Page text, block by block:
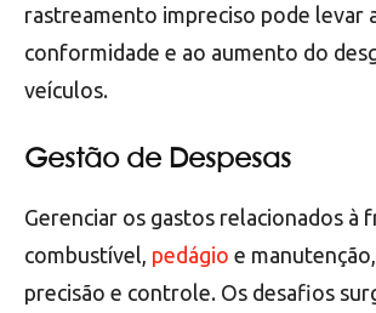
rastreamento impreciso pode levar
conformidade e ao aumento do
veículos.
Gestão de Despesas
Gerenciar os gastos relacionados à
combustível, pedágio e
precisão e controle. Os desafios